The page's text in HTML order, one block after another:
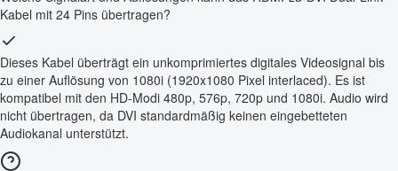
Kabel mit 24 Pins übertragen?
Dieses Kabel überträgt ein unkomprimiertes digitales Videosignal bis
zu einer Auflösung von 1080i (1920x1080 Pixel interlaced). Es ist
kompatibel mit den HD-Modi 480p, 576p, 720p und 1080i. Audio wird
nicht übertragen, da DVI standardmäßig keinen eingebetteten
Audiokanal unterstützt.